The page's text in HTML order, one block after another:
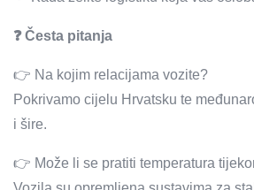
❓ Česta pitanja
👉 Na kojim relacijama vozite?
Pokrivamo cijelu Hrvatsku te
i šire.
👉 Može li se pratiti temperatura